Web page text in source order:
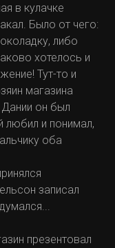
в кулачке
Было от чего:
либо
хотелось и
Тут-то и
магазина
он был
любил и понимал,
оба
записал
презентовал